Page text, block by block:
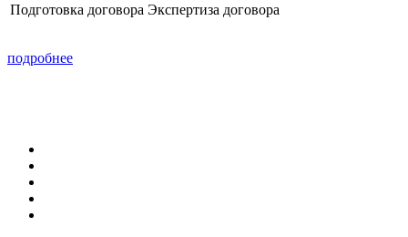
Подготовка договора Экспертиза договора
подробнее